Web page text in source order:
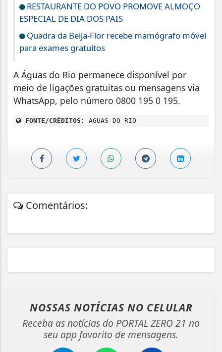
RESTAURANTE DO POVO PROMOVE ALMOÇO
ESPECIAL DE DIA DOS PAIS
Quadra da Beija-Flor recebe mamógrafo móvel
para exames gratuitos
A Águas do Rio permanece disponível por
meio de ligações gratuitas ou mensagens via
WhatsApp, pelo número 0800 195 0 195.
FONTE/CRÉDITOS: AGUAS DO RIO
Comentários:
NOSSAS NOTÍCIAS NO CELULAR
Receba as notícias do PORTAL ZERO 21 no
seu app favorito de mensagens.